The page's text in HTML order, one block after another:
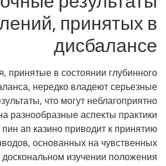
принятых в
дисбалансе
принятые в состоянии глубинного
нередко владеют серьезные
что могут неблагоприятно
разнообразные аспекты практики
пин ап казино приводит к принятию
основанных на чувственных
изучении положения.